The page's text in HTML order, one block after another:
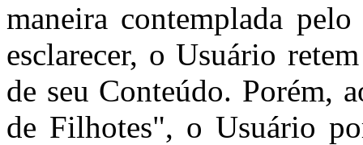
maneira contemplada
esclarecer, o Usuário
de seu Conteúdo. Porém,
de Filhotes", o Usuário